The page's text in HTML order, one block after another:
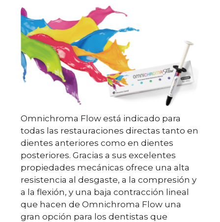
Omnichroma Flow está indicado para
todas las restauraciones directas tanto en
dientes anteriores como en dientes
posteriores. Gracias a sus excelentes
propiedades mecánicas ofrece una alta
resistencia al desgaste, a la compresión y
a la flexión, y una baja contracción lineal
que hacen de Omnichroma Flow una
gran opción para los dentistas que